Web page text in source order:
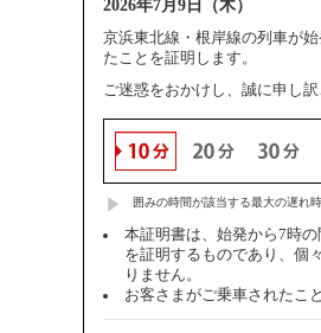
2026年7月9日（木）
京浜東北線・根岸線の列車が
たことを証明します。
ご迷惑をおかけし、誠に申し訳
囲みの時間が該当する最大の遅れ
本証明書は、始発から7時
を証明するものであり、個
りません。
お客さまがご乗車されたこ